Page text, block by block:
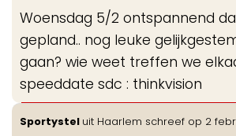
Woensdag 5/2 ontspannend
gepland.. nog leuke
gaan? wie weet treffen we
speeddate sdc : thinkvision
Sportystel uit Haarlem schreef op 2